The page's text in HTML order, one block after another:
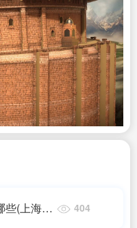
些(上海浦
404